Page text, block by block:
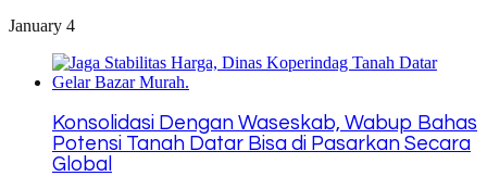
January 4
Konsolidasi Dengan Waseskab, Wabup Bahas
Potensi Tanah Datar Bisa di Pasarkan Secara
Global